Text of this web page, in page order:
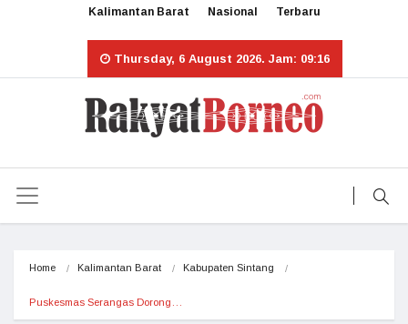
Kalimantan Barat Nasional Terbaru
Thursday, 6 August 2026. Jam: 09:16
Home Kalimantan Barat Kabupaten Sintang
Puskesmas Serangas Dorong…